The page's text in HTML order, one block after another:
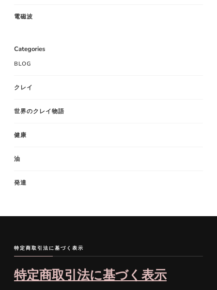
電磁波
Categories
BLOG
クレイ
世界のクレイ物語
健康
油
発達
特定商取引法に基づく表示
特定商取引法に基づく表示